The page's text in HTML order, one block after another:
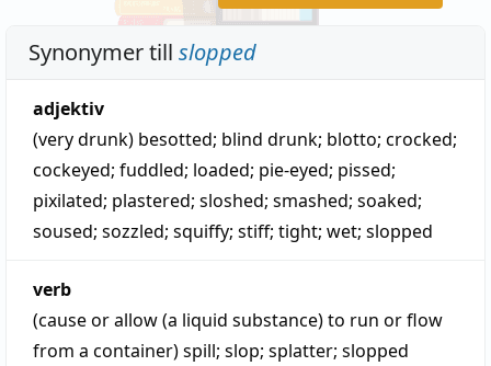
Synonymer till slopped
adjektiv
(very drunk) besotted; blind drunk; blotto; crocked;
cockeyed; fuddled; loaded; pie-eyed; pissed;
pixilated; plastered; sloshed; smashed; soaked;
soused; sozzled; squiffy; stiff; tight; wet; slopped
verb
(cause or allow (a liquid substance) to run or flow
from a container)spill; slop; splatter; slopped